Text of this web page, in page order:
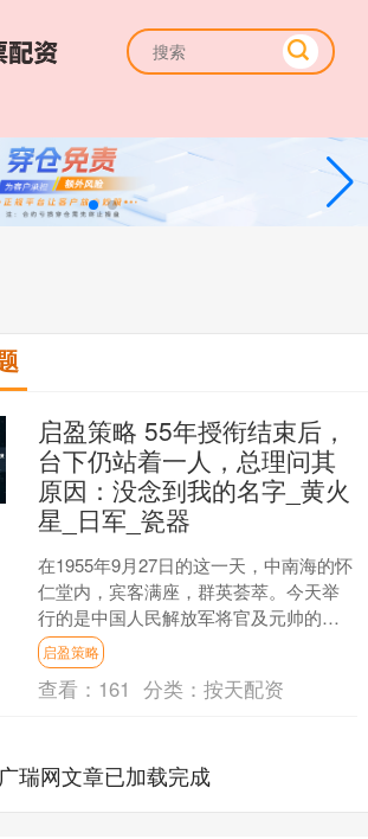
启盈策略 55年授衔结束后，
台下仍站着一人，总理问其
原因：没念到我的名字_黄火
星_日军_瓷器
在1955年9月27日的这一天，中南海的怀
仁堂内，宾客满座，群英荟萃。今天举
行的是中国人民解放军将官及元帅的授
勋典礼，这一重要场合吸引了无数军政
人士的到来。此次....
启盈策略
查看： 161 分类：按天配资
广瑞网文章已加载完成